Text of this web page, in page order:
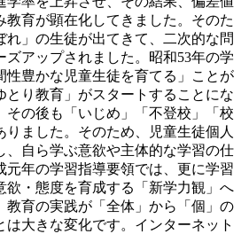
教育が顕在化してきました。そのた
れ」の生徒が出てきて、二次的な問
ズアップされました。昭和53年の学
性豊かな児童生徒を育てる」ことが
とり教育」がスタートすることにな
その後も「いじめ」「不登校」「校
りました。そのため、児童生徒個人
、自ら学ぶ意欲や主体的な学習の仕
元年の学習指導要領では、更に学習
欲・態度を育成する「新学力観」へ
教育の実践が「全体」から「個」の
は大きな変化です。インターネット